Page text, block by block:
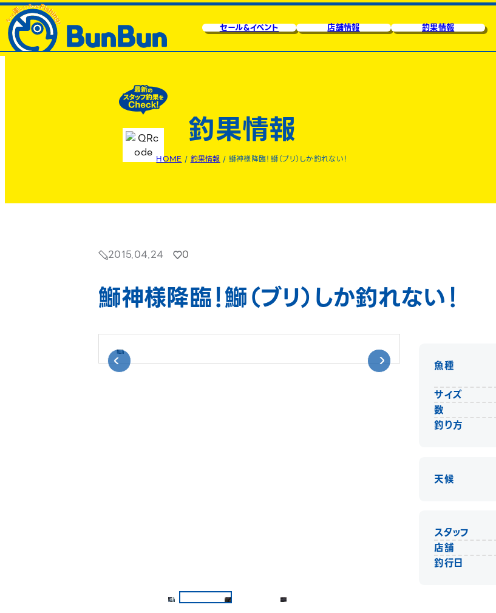
セール&イベント 店舗情報 釣果情報
釣果情報
HOME / 釣果情報 / 鰤神様降臨！鰤（ブリ）しか釣れない！
2015.04.24 0
鰤神様降臨！鰤（ブリ）しか釣れない！
魚種
サイズ
数
釣り方
天候
スタッフ
店舗
釣行日